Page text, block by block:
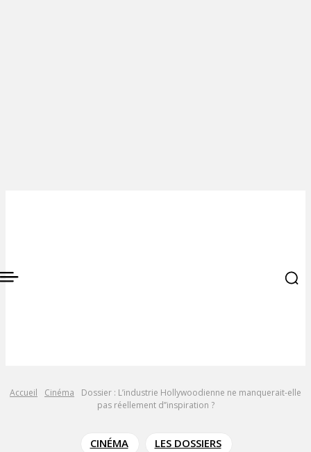
Accueil Cinéma
Dossier : L’industrie Hollywoodienne ne manquerait-elle
pas réellement d’’inspiration ?
CINÉMA LES DOSSIERS